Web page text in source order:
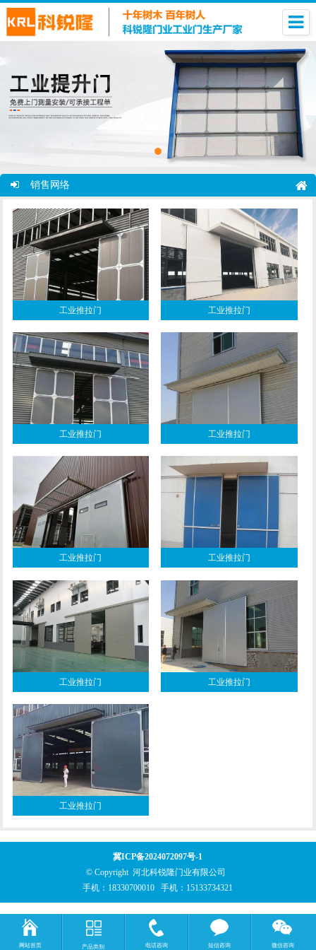
销售网络
工业推拉门 工业推拉门
工业推拉门 工业推拉门
工业推拉门 工业推拉门
工业推拉门 工业推拉门
工业推拉门
冀ICP备2024072097号-1
© Copyright 河北科锐隆门业有限公司
手机： 18330700010 手机： 15133734321
网站首页 产品类别 电话咨询 短信咨询 微信咨询